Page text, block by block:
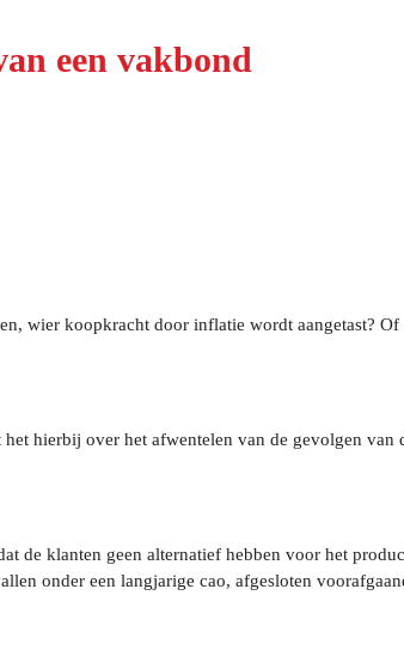
een vakbond
wier koopkracht door inflatie wordt aangetast?
hierbij over het afwentelen van de gevolgen van
de klanten geen alternatief hebben voor het
onder een langjarige cao, afgesloten